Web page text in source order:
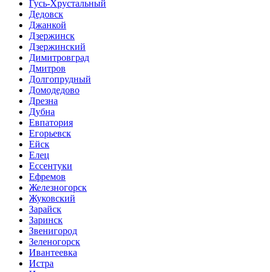
Гусь-Хрустальный
Дедовск
Джанкой
Дзержинск
Дзержинский
Димитровград
Дмитров
Долгопрудный
Домодедово
Дрезна
Дубна
Евпатория
Егорьевск
Ейск
Елец
Ессентуки
Ефремов
Железногорск
Жуковский
Зарайск
Заринск
Звенигород
Зеленогорск
Ивантеевка
Истра